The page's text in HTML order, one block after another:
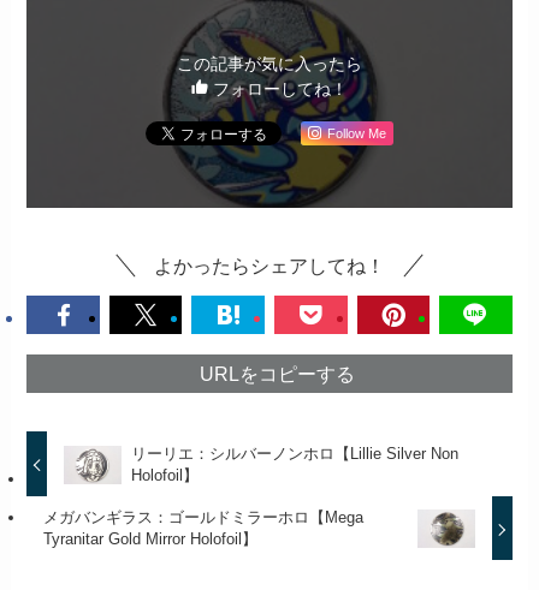
この記事が気に入ったら
フォローしてね！
Follow Me
よかったらシェアしてね！
URLをコピーする
リーリエ：シルバーノンホロ【Lillie Silver Non
Holofoil】
メガバンギラス：ゴールドミラーホロ【Mega
Tyranitar Gold Mirror Holofoil】